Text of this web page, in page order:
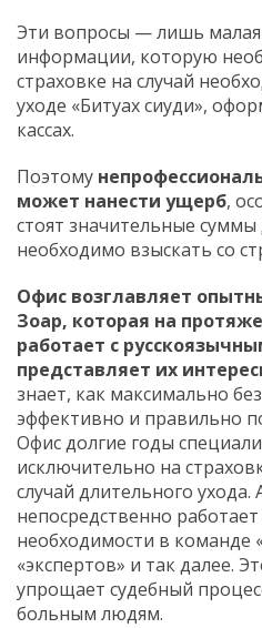
Эти вопросы — лишь
информации, которую
страховке на случай
уходе «Битуах сиуди»,
кассах.
Поэтому
может нанести ущерб,
стоят значительные
необходимо взыскать со
Офис возглавляет
Зоар, которая на
работает с
представляет их
знает, как максимально
эффективно и правильно
Офис долгие годы
исключительно на
случай длительного
непосредственно
необходимости в команде
«экспертов» и так далее.
упрощает судебный
больным людям.